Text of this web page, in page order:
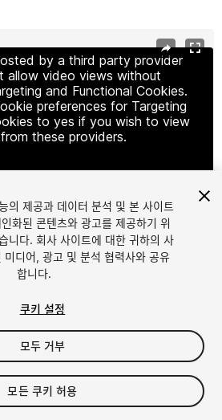
by a third party provider
allow video views without
and Functional Cookies.
preferences for Targeting
to yes if you wish to view
these providers.
Settings
1/ 9
일내 시작됩니다
의 제공과 데이터 분석 및 본 사이트
화된 콘텐츠와 광고를 제공하기 위
니다. 회사 사이트에 대한 귀하의 사
미디어, 광고 및 분석 협력사와 공유
합니다.
쿠키 설정
모두 거부
모든 쿠키 허용